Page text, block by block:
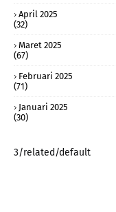
April 2025
(32)
Maret 2025
(67)
Februari 2025
(71)
Januari 2025
(30)
3/related/default